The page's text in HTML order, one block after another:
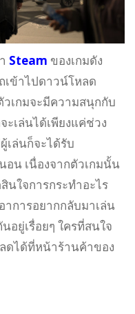
Steam ของเกมดัง
เข้าไปดาวน์โหลด
เกมจะมีความสนุกกับ
เล่นได้เพียงแค่ช่วง
เล่นก็จะได้รับ
น เนื่องจากตัวเกมนั้น
นใจการกระทำอะไร
าการอยากกลับมาเล่น
อยู่เรื่อยๆ ใครที่สนใจ
ดได้ที่หน้าร้านค้าของ